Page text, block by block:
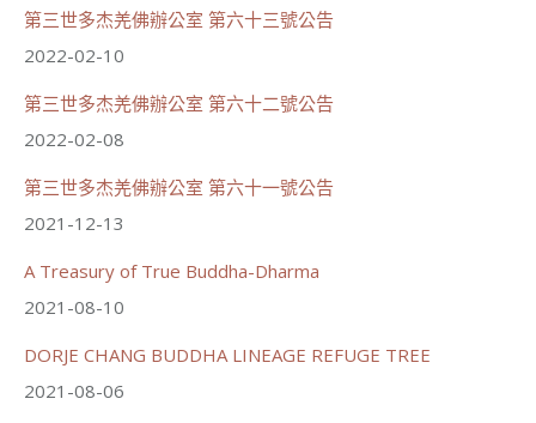
分享
世界佛教正心會
June 21, 2026, 12:54 AM
觀看更多
第三世多杰羌佛辦公室 第六十三號公告
2022-02-10
第三世多杰羌佛辦公室 第六十二號公告
2022-02-08
第三世多杰羌佛辦公室 第六十一號公告
2021-12-13
A Treasury of True Buddha-Dharma
2021-08-10
DORJE CHANG BUDDHA LINEAGE REFUGE TREE
2021-08-06